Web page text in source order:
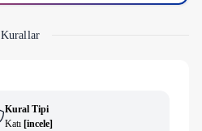
Kurallar
Kural Tipi
Katı [i̇ncele]